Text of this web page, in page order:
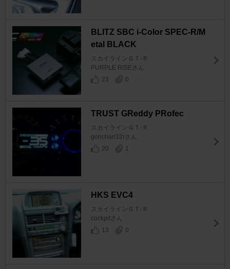
BLITZ SBC i-Color SPEC-R/M
etal BLACK
スカイラインＧＴ‐Ｒ
PURPLE RISEさん
23
0
TRUST GReddy PRofec
スカイラインＧＴ‐Ｒ
gonchan32rさん
20
1
HKS EVC4
スカイラインＧＴ‐Ｒ
cockpitさん
13
0